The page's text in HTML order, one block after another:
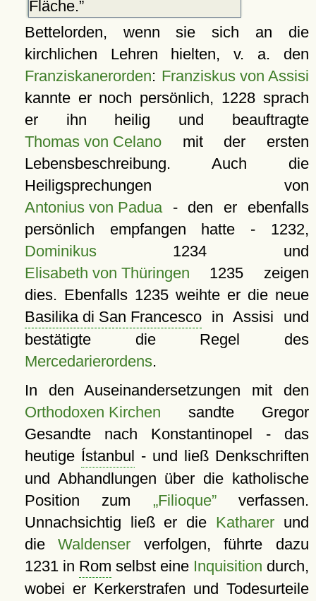
Fläche.
Bettelorden, wenn sie sich an die
kirchlichen Lehren hielten, v. a. den
Franziskanerorden: Franziskus von Assisi
kannte er noch persönlich, 1228 sprach
er ihn heilig und beauftragte
Thomas von Celanomit der ersten
Lebensbeschreibung. Auch die
Heiligsprechungen von
Antonius von Padua- den er ebenfalls
persönlich empfangen hatte - 1232,
Dominikus1234 und
Elisabeth von Thüringen 1235 zeigen
dies. Ebenfalls 1235 weihte er die neue
Basilika di San Francescoin Assisi und
bestätigte die Regel des
Mercedarierordens.
In den Auseinandersetzungen mit den
Orthodoxen Kirchen sandte Gregor
Gesandte nach Konstantinopel - das
heutige Ístanbul - und ließ Denkschriften
und Abhandlungen über die katholische
Position zum „Filioque”verfassen.
Unnachsichtig ließ er die Katharer und
dieWaldenser verfolgen, führte dazu
1231 in Rom selbst eine Inquisition durch,
wobei er Kerkerstrafen und Todesurteile